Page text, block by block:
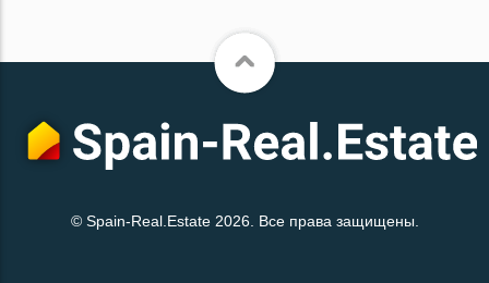
© Spain-Real.Estate 2026. Все права защищены.